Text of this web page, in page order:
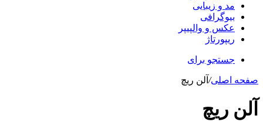
مد و زیبایی
بیوگرافی
عکس و والپیپر
ریپورتاژ
جستجو برای
صفحه اصلی/ آلن ریچ
آلن ریچ